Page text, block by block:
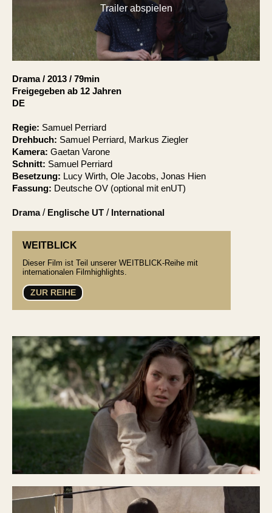
Gutscheine
& Filmpässe
Account
Trailer abspielen
Drama / 2013 / 79min
Freigegeben ab 12 Jahren
DE
Regie: Samuel Perriard
Drehbuch: Samuel Perriard, Markus Ziegler
Kamera: Gaetan Varone
Schnitt: Samuel Perriard
Besetzung: Lucy Wirth, Ole Jacobs, Jonas Hien
Fassung: Deutsche OV (optional mit enUT)
Drama/ Englische UT / International
WEITBLICK
Dieser Film ist Teil unserer WEITBLICK-Reihe mit
internationalen Filmhighlights.
ZUR REIHE